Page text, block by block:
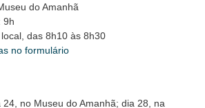
do Amanhã
9h
das 8h10 às 8h30
no formulário
no Museu do Amanhã; dia 28, na